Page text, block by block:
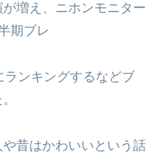
増え、ニホンモニター
期ブレ
ンキングするなどブ
昔はかわいいという話